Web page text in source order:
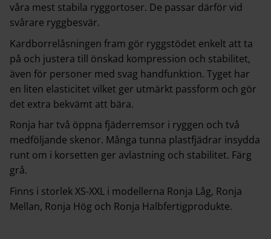
våra mest stabila ryggortoser. De passar därför vid
svårare ryggbesvär.
Kardborrelåsningen fram gör ryggstödet enkelt att ta
på och justera till önskad kompression och stabilitet,
även för personer med svag handfunktion. Tyget har
en liten elasticitet vilket ger utmärkt passform och gör
det extra bekvämt att bära.
Ronja har två öppna fjäderremsor i ryggen och två
medföljande skenor. Många tunna plastfjädrar insydda
runt om i korsetten ger avlastning och stabilitet. Färg
grå.
Finns i storlek XS-XXL i modellerna Ronja Låg, Ronja
Mellan, Ronja Hög och Ronja Halbfertigprodukte.